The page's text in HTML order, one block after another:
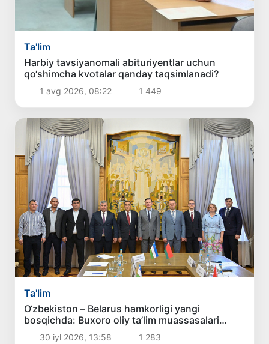
Ta'lim
Harbiy tavsiyanomali abituriyentlar uchun
qo‘shimcha kvotalar qanday taqsimlanadi?
1 avg 2026, 08:22 1 449
Ta'lim
O‘zbekiston – Belarus hamkorligi yangi
bosqichda: Buxoro oliy ta’lim muassasalari
delegatsiyasi Minskda uchrashuvlar o‘tkazdi
30 iyl 2026, 13:58 1 283